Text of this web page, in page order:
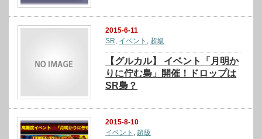
2015-6-11
SR, イベント , 超級
【グルカル】 イベント「月明か
りに佇む梟」開催！ドロップは
SR梟？
2015-8-10
イベント
超級